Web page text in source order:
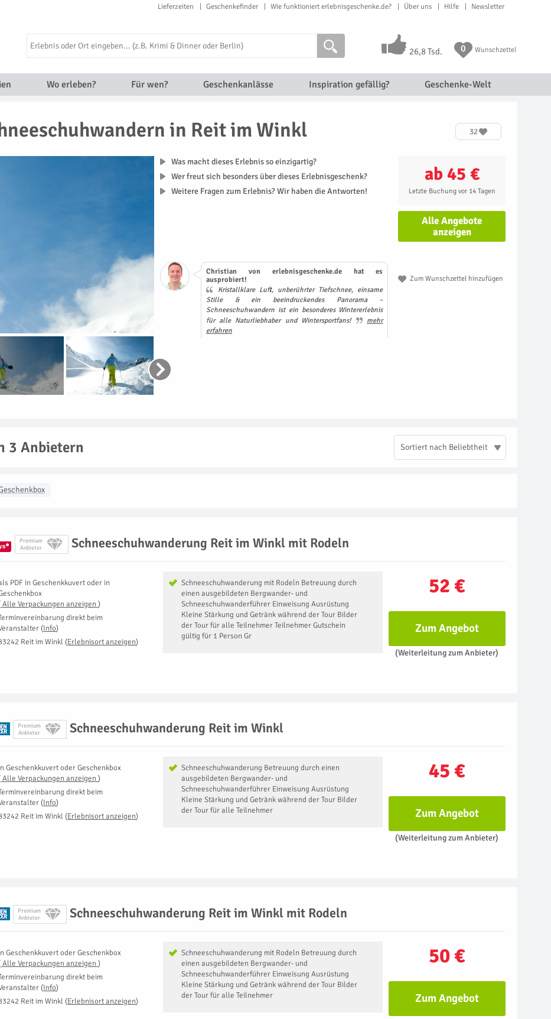
Lieferzeiten Geschenkefinder Wie funktioniert erlebnisgeschenke.de? Über uns Hilfe Newsletter
26,8 Tsd. 0 Wunschzettel
Wo erleben? Für wen? Geschenkanlässe Inspiration gefällig? Geschenke-Welt
in Reit im Winkl 32
ab 45 €
Letzte Buchung vor 14 Tagen
Alle Angebote
anzeigen
Zum Wunschzettel hinzufügen
Was macht dieses Erlebnis so einzigartig?
Wer freut sich besonders über dieses Erlebnisgeschenk?
Weitere Fragen zum Erlebnis? Wir haben die Antworten!
Christian von erlebnisgeschenke.de hat es
ausprobiert!
Kristallklare Luft, unberührter Tiefschnee, einsame
Stille & ein beeindruckendes Panorama –
Schneeschuhwandern ist ein besonderes Wintererlebnis
für alle Naturliebhaber und Wintersportfans!
mehr
erfahren
3 Anbietern Sortiert nach Beliebtheit
Premium
Anbieter
Schneeschuhwanderung Reit im Winkl mit Rodeln
52 €
Schneeschuhwanderung mit Rodeln ​Betreuung durch
einen ausgebildeten Bergwander- und
Schneeschuhwanderführer Einweisung Ausrüstung
Kleine Stärkung und Getränk während der Tour Bilder
der Tour für alle Teilnehmer Teilnehmer Gutschein
gültig für 1 Person Gr
PDFinGeschenkkuvert oder in
Alle Verpackungen anzeigen )
direkt beim
(Info)
Reit im Winkl (Erlebnisort anzeigen)
Zum Angebot
(Weiterleitung zum Anbieter)
Premium
Anbieter
Schneeschuhwanderung Reit im Winkl
45 €
Schneeschuhwanderung ​Betreuung durch einen
ausgebildeten Bergwander- und
Schneeschuhwanderführer Einweisung Ausrüstung
Kleine Stärkung und Getränk während der Tour Bilder
der Tour für alle Teilnehmer
Geschenkkuvert oder Geschenkbox
Alle Verpackungen anzeigen )
direkt beim
(Info)
Reit im Winkl (Erlebnisort anzeigen) Zum Angebot
(Weiterleitung zum Anbieter)
Premium
Anbieter
Schneeschuhwanderung Reit im Winkl mit Rodeln
50 €
Schneeschuhwanderung mit Rodeln ​Betreuung durch
einen ausgebildeten Bergwander- und
Schneeschuhwanderführer Einweisung Ausrüstung
Kleine Stärkung und Getränk während der Tour Bilder
der Tour für alle Teilnehmer
Geschenkkuvert oder Geschenkbox
Alle Verpackungen anzeigen )
direkt beim
(Info)
Reit im Winkl (Erlebnisort anzeigen) Zum Angebot